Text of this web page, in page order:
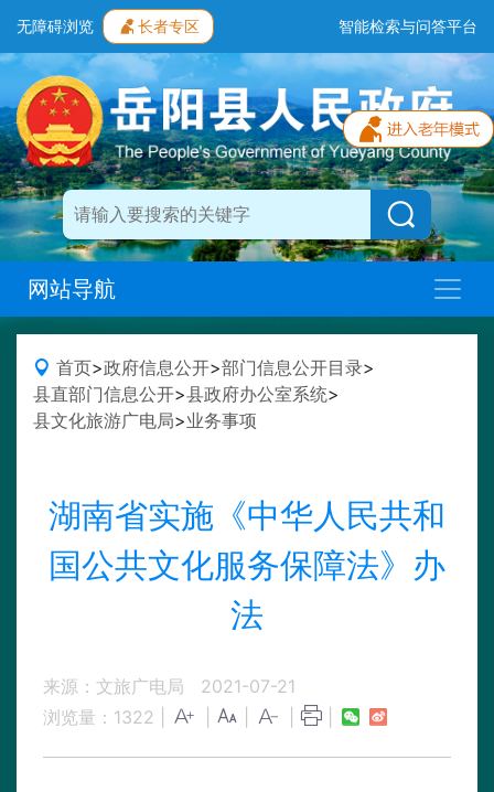
无障碍浏览 长者专区 智能检索与问答平台
网站导航
首页>政府信息公开>部门信息公开目录>
县直部门信息公开>县政府办公室系统>
县文化旅游广电局>业务事项
湖南省实施《中华人民共和
国公共文化服务保障法》办
法
来源：文旅广电局
2021-07-21
浏览量： 1322